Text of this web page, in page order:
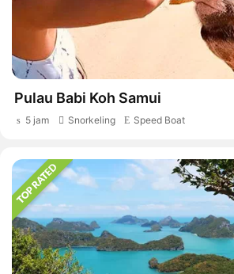
Pulau Babi Koh Samui
5 jam Snorkeling Speed Boat